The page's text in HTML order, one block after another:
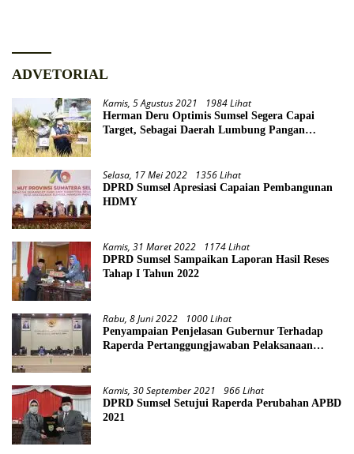
ADVETORIAL
Kamis, 5 Agustus 2021 1984 Lihat
Herman Deru Optimis Sumsel Segera Capai
Target, Sebagai Daerah Lumbung Pangan
Selasa, 17 Mei 2022 1356 Lihat
DPRD Sumsel Apresiasi Capaian Pembangunan
HDMY
Kamis, 31 Maret 2022 1174 Lihat
DPRD Sumsel Sampaikan Laporan Hasil Reses
Tahap I Tahun 2022
Rabu, 8 Juni 2022 1000 Lihat
Penyampaian Penjelasan Gubernur Terhadap
Raperda Pertanggungjawaban Pelaksanaan
Kamis, 30 September 2021 966 Lihat
DPRD Sumsel Setujui Raperda Perubahan APBD
2021